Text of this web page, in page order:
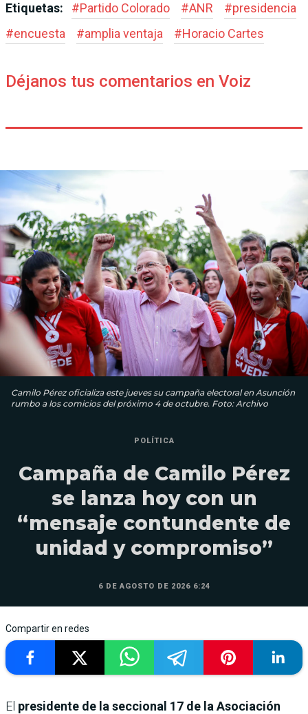
Etiquetas: #Partido Colorado #ANR #presidencia
#encuesta #amplia ventaja #Horacio Cartes
Déjanos tus comentarios en Voiz
Camilo Pérez oficializa este jueves su campaña electoral en Asunción
rumbo a los comicios del próximo 4 de octubre. Foto: Archivo
POLÍTICA
Campaña de Camilo Pérez
se lanza hoy con un
“mensaje contundente de
unidad y compromiso”
6 DE AGOSTO DE 2026 6:24
Compartir en redes
El presidente de la seccional 17 de la Asociación